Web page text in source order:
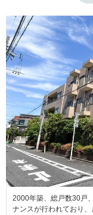
2000年築、総戸数30戸
ナンスが行われており、